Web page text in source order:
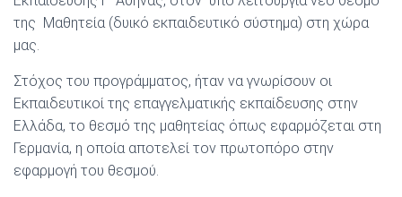
της Μαθητεία (δυικό εκπαιδευτικό σύστημα) στη χώρα
μας.
Στόχος του προγράμματος, ήταν να γνωρίσουν οι
Εκπαιδευτικοί της επαγγελματικής εκπαίδευσης στην
Ελλάδα, το θεσμό της μαθητείας όπως εφαρμόζεται στη
Γερμανία, η οποία αποτελεί τον πρωτοπόρο στην
εφαρμογή του θεσμού.